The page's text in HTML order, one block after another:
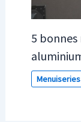
5 bonnes
Menuiseries